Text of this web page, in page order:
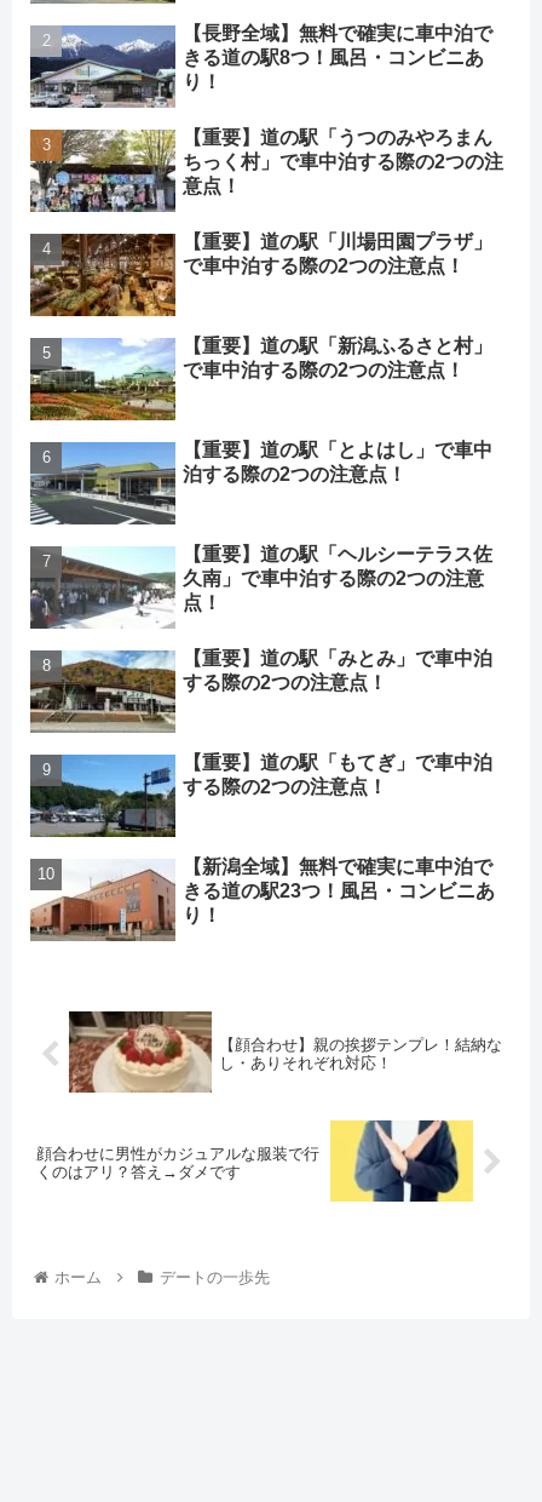
【長野全域】無料で確実に車中泊で
きる道の駅8つ！風呂・コンビニあ
り！
【重要】道の駅「うつのみやろまん
ちっく村」で車中泊する際の2つの注
意点！
【重要】道の駅「川場田園プラザ」
で車中泊する際の2つの注意点！
【重要】道の駅「新潟ふるさと村」
で車中泊する際の2つの注意点！
【重要】道の駅「とよはし」で車中
泊する際の2つの注意点！
【重要】道の駅「ヘルシーテラス佐
久南」で車中泊する際の2つの注意
点！
【重要】道の駅「みとみ」で車中泊
する際の2つの注意点！
【重要】道の駅「もてぎ」で車中泊
する際の2つの注意点！
【新潟全域】無料で確実に車中泊で
きる道の駅23つ！風呂・コンビニあ
り！
【顔合わせ】親の挨拶テンプレ！結納な
し・ありそれぞれ対応！
顔合わせに男性がカジュアルな服装で行
くのはアリ？答え→ダメです
ホーム デートの一歩先